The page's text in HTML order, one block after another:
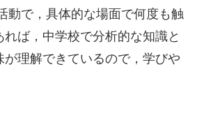
動で，具体的な場面で何度も触
ば，中学校で分析的な知識と
が理解できているので，学びや